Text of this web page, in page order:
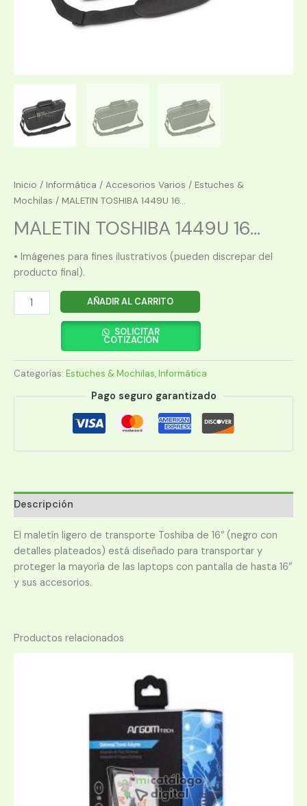
Inicio / Informática / Accesorios Varios / Estuches &
Mochilas / MALETIN TOSHIBA 1449U 16...
MALETIN TOSHIBA 1449U 16...
• Imágenes para fines ilustrativos (pueden discrepar del
producto final).
MALETIN
TOSHIBA
cantidad
AÑADIR AL CARRITO
SOLICITAR
COTIZACIÓN
Categorías: Estuches & Mochilas,Informática
Pago seguro garantizado
Descripción
El maletín ligero de transporte Toshiba de 16″ (negro con
detalles plateados) está diseñado para transportar y
proteger la mayoría de las laptops con pantalla de hasta 16″
y sus accesorios.
Productos relacionados